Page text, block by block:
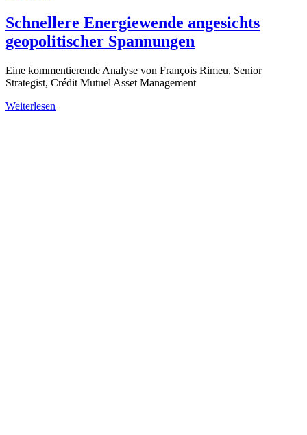
Schnellere Energiewende angesichts
geopolitischer Spannungen
Eine kommentierende Analyse von François Rimeu, Senior
Strategist, Crédit Mutuel Asset Management
Weiterlesen